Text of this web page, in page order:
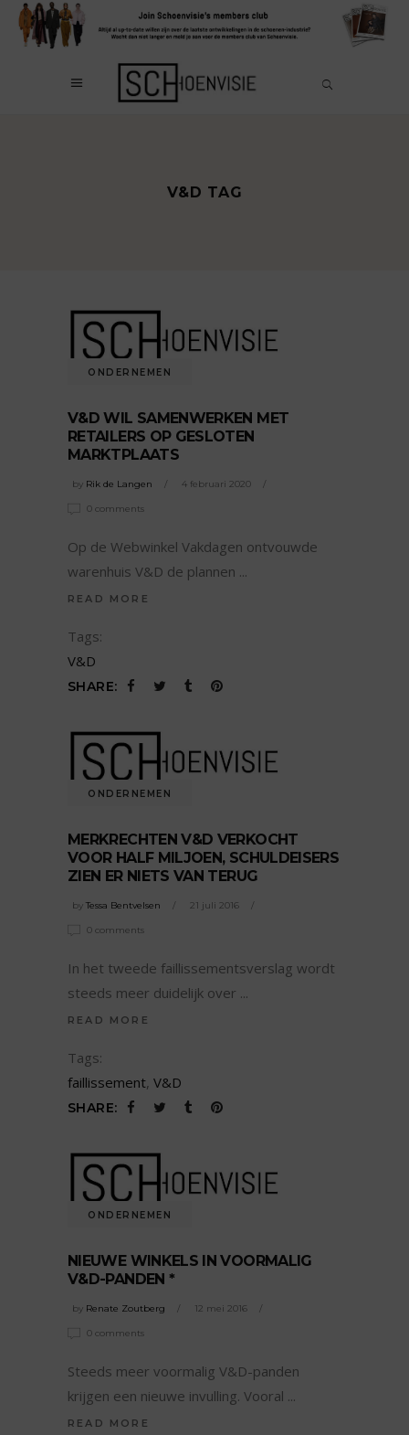
V&D TAG
ONDERNEMEN
V&D WIL SAMENWERKEN MET
RETAILERS OP GESLOTEN
MARKTPLAATS
by Rik de Langen 4 februari 2020
0 comments
Op de Webwinkel Vakdagen ontvouwde
warenhuis V&D de plannen
READ MORE
Tags:
V&D
SHARE:
ONDERNEMEN
MERKRECHTEN V&D VERKOCHT
VOOR HALF MILJOEN, SCHULDEISERS
ZIEN ER NIETS VAN TERUG
by Tessa Bentvelsen 21 juli 2016
0 comments
In het tweede faillissementsverslag wordt
steeds meer duidelijk over
READ MORE
Tags:
faillissement, V&D
SHARE:
ONDERNEMEN
NIEUWE WINKELS IN VOORMALIG
V&D-PANDEN *
by Renate Zoutberg 12 mei 2016
0 comments
Steeds meer voormalig V&D-panden
krijgen een nieuwe invulling. Vooral
READ MORE